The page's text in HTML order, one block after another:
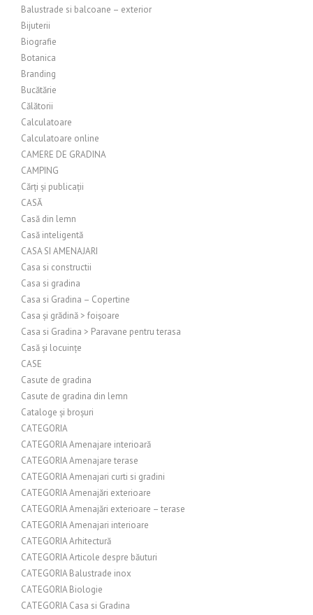
Balustrade si balcoane – exterior
Bijuterii
Biografie
Botanica
Branding
Bucătărie
Călătorii
Calculatoare
Calculatoare online
CAMERE DE GRADINA
CAMPING
Cărți și publicații
CASĂ
Casă din lemn
Casă inteligentă
CASA SI AMENAJARI
Casa si constructii
Casa si gradina
Casa si Gradina – Copertine
Casa și grădină > foișoare
Casa si Gradina > Paravane pentru terasa
Casă și locuințe
CASE
Casute de gradina
Casute de gradina din lemn
Cataloge și broșuri
CATEGORIA
CATEGORIA Amenajare interioară
CATEGORIA Amenajare terase
CATEGORIA Amenajari curti si gradini
CATEGORIA Amenajări exterioare
CATEGORIA Amenajări exterioare – terase
CATEGORIA Amenajari interioare
CATEGORIA Arhitectură
CATEGORIA Articole despre băuturi
CATEGORIA Balustrade inox
CATEGORIA Biologie
CATEGORIA Casa si Gradina